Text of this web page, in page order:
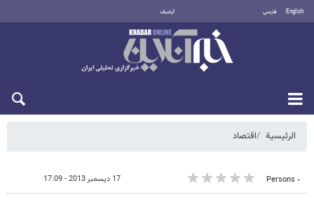
English فارسی أرشيف
الرئيسية اقتصاد
٠ Persons 17 ديسمبر 2013 - 17:09